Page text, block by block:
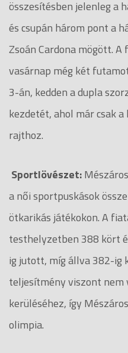
összesítésben jelenleg a
és csupán három pont a
Zsoán Cardona mögött.
vasárnap még két
3-án, kedden a dupla
kezdetét, ahol már csak
rajthoz.
Sportlövészet:
a női sportpuskások
ötkarikás játékokon. A
testhelyzetben 388 kört
ig jutott, míg állva 382-ig
teljesítmény viszont nem
kerüléséhez, így
olimpia.